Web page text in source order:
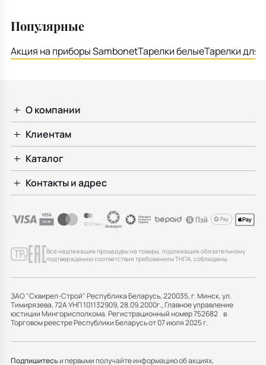
Популярные
Акция на приборы SambonetТарелки белыеТарелки для
О компании
Клиентам
Каталог
Контакты и адрес
Все надлежащие процедуры на товары, подлежащие обязательному
подтверждению соответствия требованиям ТНПА, соблюдены
ЗАО "Сквирел-Строй" Республика Беларусь, 220035, г. Минск, ул.
Тимирязева, 72А УНП 101132909, 28.09.2000г., Главное управление
юстиции Мингорисполкома. Регистрационный номер 752682 в
Торговом реестре Республики Беларусь от 07 июля 2025 г.
Подпишитесьи первыми получайте информацию об акциях,